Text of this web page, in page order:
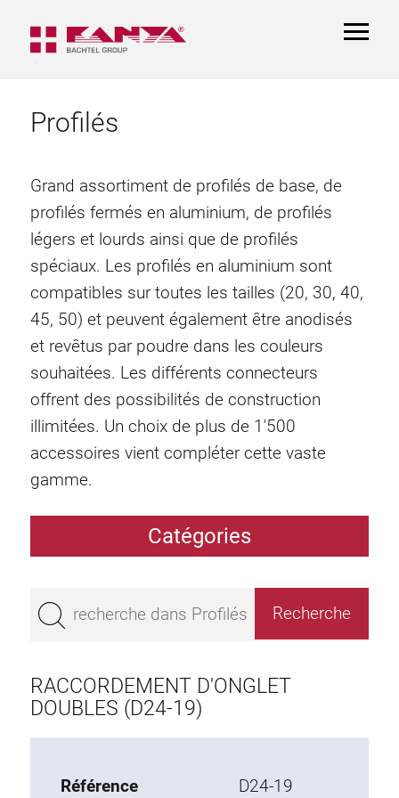
Profilés
Grand assortiment de profilés de base, de
profilés fermés en aluminium, de profilés
légers et lourds ainsi que de profilés
spéciaux. Les profilés en aluminium sont
compatibles sur toutes les tailles (20, 30, 40,
45, 50) et peuvent également être anodisés
et revêtus par poudre dans les couleurs
souhaitées. Les différents connecteurs
offrent des possibilités de construction
illimitées. Un choix de plus de 1'500
accessoires vient compléter cette vaste
gamme.
Catégories
Bestseller
Profilés base 45
Profilés base 40
RACCORDEMENT D'ONGLET
DOUBLES (D24-19)
Référence D24-19